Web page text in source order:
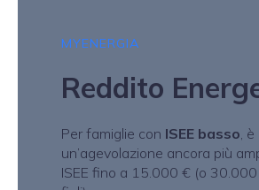
MYENERGIA
Reddito
Per famiglie con ISEE basso ,
un’agevolazione ancora più
ISEE fino a 15.000 € (o